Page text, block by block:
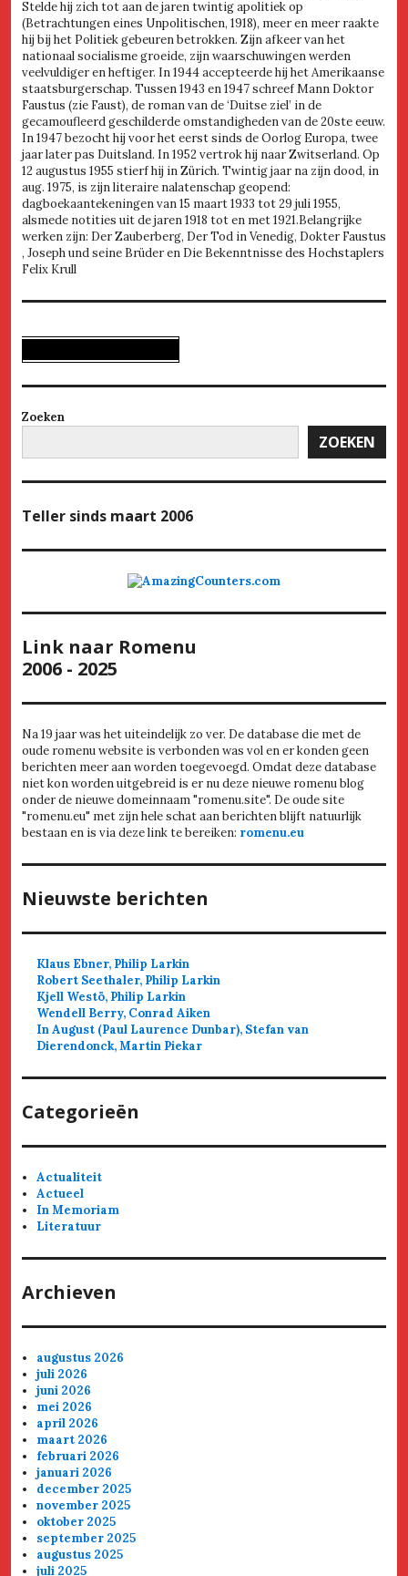
Stelde hij zich tot aan de jaren twintig apolitiek op
(Betrachtungen eines Unpolitischen, 1918), meer en meer raakte
hij bij het Politiek gebeuren betrokken. Zijn afkeer van het
nationaal socialisme groeide, zijn waarschuwingen werden
veelvuldiger en heftiger. In 1944 accepteerde hij het Amerikaanse
staatsburgerschap. Tussen 1943 en 1947 schreef Mann Doktor
Faustus (zie Faust), de roman van de ‘Duitse ziel’ in de
gecamoufleerd geschilderde omstandigheden van de 20ste eeuw.
In 1947 bezocht hij voor het eerst sinds de Oorlog Europa, twee
jaar later pas Duitsland. In 1952 vertrok hij naar Zwitserland. Op
12 augustus 1955 stierf hij in Zürich. Twintig jaar na zijn dood, in
aug. 1975, is zijn literaire nalatenschap geopend:
dagboekaantekeningen van 15 maart 1933 tot 29 juli 1955,
alsmede notities uit de jaren 1918 tot en met 1921.Belangrijke
werken zijn: Der Zauberberg, Der Tod in Venedig, Dokter Faustus
, Joseph und seine Brüder en Die Bekenntnisse des Hochstaplers
Felix Krull
Zoeken
ZOEKEN
Teller sinds maart 2006
Link naar Romenu
2006 - 2025
Na 19 jaar was het uiteindelijk zo ver. De database die met de
oude romenu website is verbonden was vol en er konden geen
berichten meer aan worden toegevoegd. Omdat deze database
niet kon worden uitgebreid is er nu deze nieuwe romenu blog
onder de nieuwe domeinnaam "romenu.site". De oude site
"romenu.eu" met zijn hele schat aan berichten blijft natuurlijk
bestaan en is via deze link te bereiken: romenu.eu
Nieuwste berichten
Klaus Ebner, Philip Larkin
Robert Seethaler, Philip Larkin
Kjell Westö, Philip Larkin
Wendell Berry, Conrad Aiken
In August (Paul Laurence Dunbar), Stefan van
Dierendonck, Martin Piekar
Categorieën
Actualiteit
Actueel
In Memoriam
Literatuur
Archieven
augustus 2026
juli 2026
juni 2026
mei 2026
april 2026
maart 2026
februari 2026
januari 2026
december 2025
november 2025
oktober 2025
september 2025
augustus 2025
juli 2025